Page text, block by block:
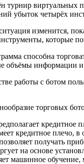
турнир виртуальных
убыток четырёх
изменится,
которые
способна
объёмы информации
работы с ботом
торговых
кредитное
кредитное плечо,
получать
на основе
машинное обучение,